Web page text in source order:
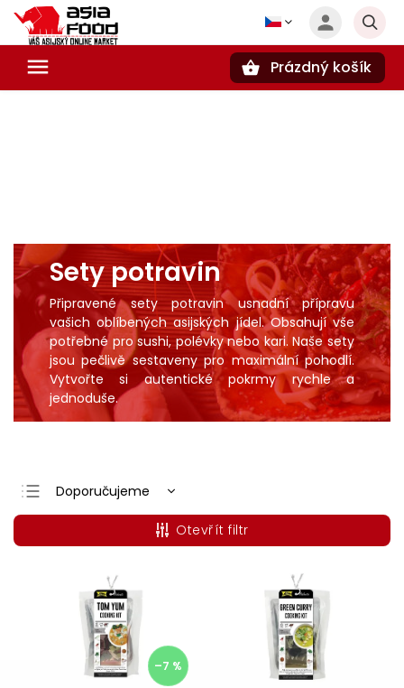
Prázdný košík
Sety potravin
Připravené sety potravin usnadní přípravu
vašich oblíbených asijských jídel. Obsahují vše
potřebné prosushi, polévky nebokari. Naše sety
jsou pečlivě sestaveny pro maximální pohodlí.
Vytvořte si autentické pokrmy rychle a
jednoduše.
Doporučujeme
Nejlevnější
Nejdražší
Nejprodávanější
Abecedně
Otevřít filtr
–7 %